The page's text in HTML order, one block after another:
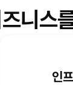
니스
인